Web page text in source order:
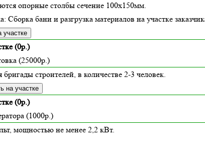
опорные столбы сечение 100х150мм.
Сборка бани и разгрузка материалов на участке
участке
(0р.)
(25000р.)
строителей, в количестве 2-3 человек.
на участке
(0р.)
(1000р.)
мощностью не менее 2,2 кВт.